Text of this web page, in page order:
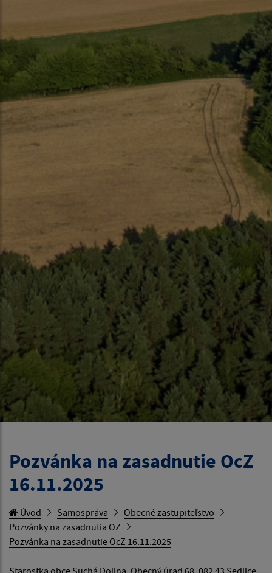
Pozvánka na zasadnutie OcZ
16.11.2025
Úvod Samospráva
Obecné zastupiteľstvo
Pozvánky na zasadnutia OZ
Pozvánka na zasadnutie OcZ 16.11.2025
Starostka obce Suchá Dolina, Obecný úrad 68, 082 43 Sedlice